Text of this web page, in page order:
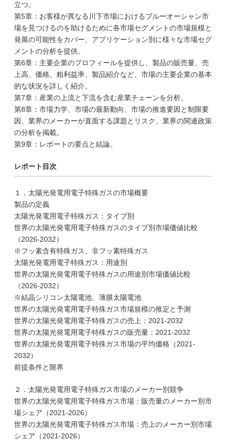
立つ。
第5章：お客様が異なる川下市場におけるブルーオーシャン市
場を見つけるのを助けるために各市場セグメントの市場規模と
発展の可能性をカバー、アプリケーション別に様々な市場セグ
メントの分析を提供。
第6章：主要企業のプロフィールを提供し、製品の販売量、売
上高、価格、粗利益率、製品紹介など、市場の主要企業の基本
的な状況を詳しく紹介。
第7章：産業の上流と下流を含む産業チェーンを分析。
第8章：市場力学、市場の最新動向、市場の推進要因と制限要
因、業界のメーカーが直面する課題とリスク、業界の関連政策
の分析を掲載。
第9章：レポートの要点と結論。
レポート目次
１．太陽光発電用電子特殊ガスの市場概要
製品の定義
太陽光発電用電子特殊ガス：タイプ別
世界の太陽光発電用電子特殊ガスのタイプ別市場価値比較
（2026-2032）
※フッ素含有特殊ガス、非フッ素特殊ガス
太陽光発電用電子特殊ガス：用途別
世界の太陽光発電用電子特殊ガスの用途別市場価値比較
（2026-2032）
※結晶シリコン太陽電池、薄膜太陽電池
世界の太陽光発電用電子特殊ガス市場規模の推定と予測
世界の太陽光発電用電子特殊ガスの売上：2021-2032
世界の太陽光発電用電子特殊ガスの販売量：2021-2032
世界の太陽光発電用電子特殊ガス市場の平均価格（2021-
2032）
前提条件と限界
２．太陽光発電用電子特殊ガス市場のメーカー別競争
世界の太陽光発電用電子特殊ガス市場：販売量のメーカー別市
場シェア（2021-2026）
世界の太陽光発電用電子特殊ガス市場：売上のメーカー別市場
シェア（2021-2026）